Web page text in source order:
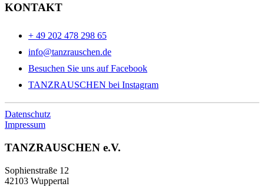
KONTAKT
+ 49 202 478 298 65
info@tanzrauschen.de
Besuchen Sie uns auf Facebook
TANZRAUSCHEN bei Instagram
Datenschutz
Impressum
TANZRAUSCHEN e.V.
Sophienstraße 12
42103 Wuppertal